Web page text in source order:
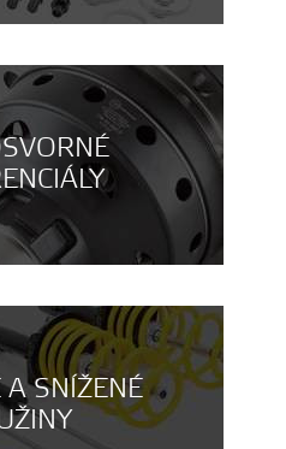
A SNÍŽENÉ